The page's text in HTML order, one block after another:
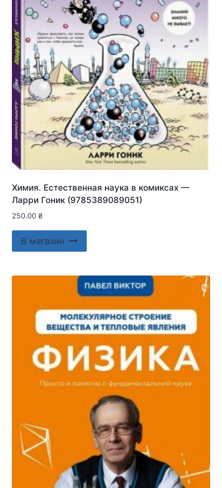
Химия. Естественная наука в комиксах —
Ларри Гоник (9785389089051)
250.00 ₴
В магазин